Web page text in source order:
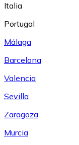
Italia
Portugal
Málaga
Barcelona
Valencia
Sevilla
Zaragoza
Murcia